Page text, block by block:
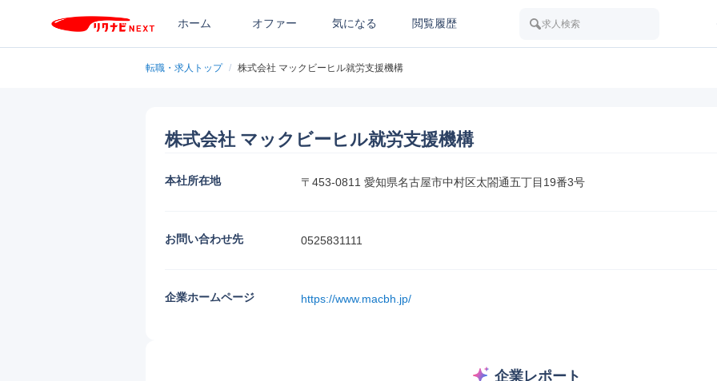
ホーム オファー 気になる 閲覧履歴 求人検索
転職・求人トップ / 株式会社 マックビーヒル就労支援機構
株式会社 マックビーヒル就労支援機構
本社所在地 〒453-0811 愛知県名古屋市中村区太閤通五丁目19番3号
お問い合わせ先 0525831111
企業ホームページ https://www.macbh.jp/
企業レポート